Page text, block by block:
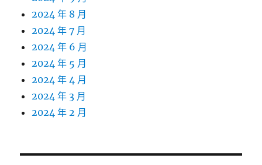
2024 年 8 月
2024 年 7 月
2024 年 6 月
2024 年 5 月
2024 年 4 月
2024 年 3 月
2024 年 2 月